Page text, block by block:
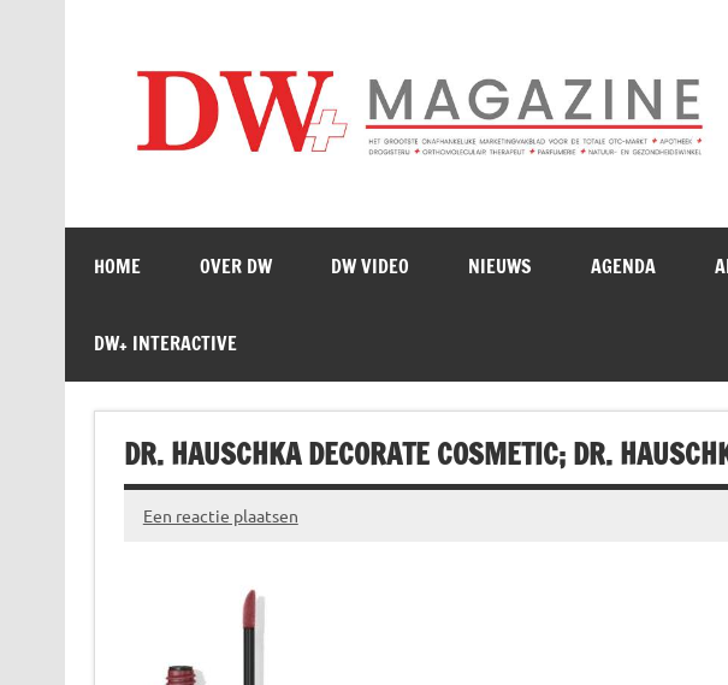
HOME OVER DW DW VIDEO NIEUWS AGENDA
DW+ INTERACTIVE
DR. HAUSCHKA DECORATE COSMETIC; DR.
Een reactie plaatsen